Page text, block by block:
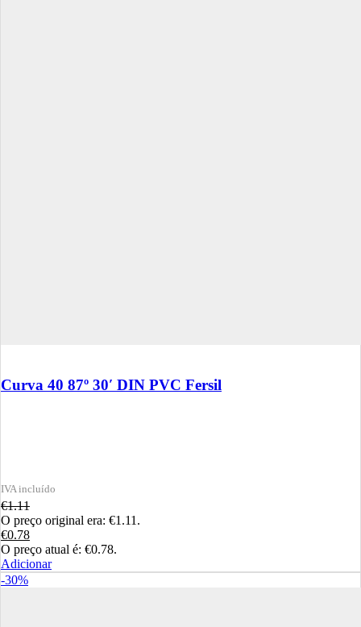
Curva 40 87º 30′ DIN PVC Fersil
€1.11
O preço original era: €1.11.
€0.78
O preço atual é: €0.78.
Adicionar
-30%